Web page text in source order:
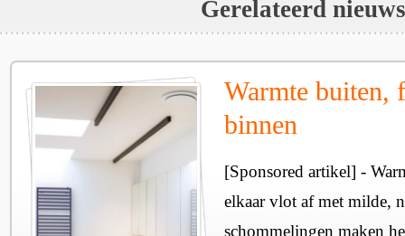
Gerelateerd nieuws
Warmte buiten,
binnen
[Sponsored artikel] -
elkaar vlot af met milde,
schommelingen maken